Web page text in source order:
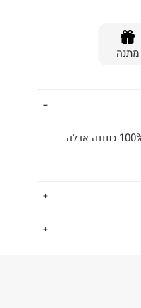
מתנה
חולצה דקה ארוכה בסיומת גזורה עם מפתח עגול. הרכב בד: 100% כותנה אדלה